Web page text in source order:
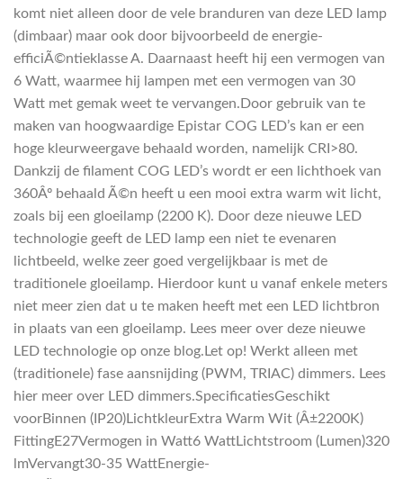
komt niet alleen door de vele branduren van deze LED lamp
(dimbaar) maar ook door bijvoorbeeld de energie-
efficiÃ©ntieklasse A. Daarnaast heeft hij een vermogen van
6 Watt, waarmee hij lampen met een vermogen van 30
Watt met gemak weet te vervangen.Door gebruik van te
maken van hoogwaardige Epistar COG LED’s kan er een
hoge kleurweergave behaald worden, namelijk CRI>80.
Dankzij de filament COG LED’s wordt er een lichthoek van
360Âº behaald Ã©n heeft u een mooi extra warm wit licht,
zoals bij een gloeilamp (2200 K). Door deze nieuwe LED
technologie geeft de LED lamp een niet te evenaren
lichtbeeld, welke zeer goed vergelijkbaar is met de
traditionele gloeilamp. Hierdoor kunt u vanaf enkele meters
niet meer zien dat u te maken heeft met een LED lichtbron
in plaats van een gloeilamp. Lees meer over deze nieuwe
LED technologie op onze blog.Let op! Werkt alleen met
(traditionele) fase aansnijding (PWM, TRIAC) dimmers. Lees
hier meer over LED dimmers.SpecificatiesGeschikt
voorBinnen (IP20)LichtkleurExtra Warm Wit (Â±2200K)
FittingE27Vermogen in Watt6 WattLichtstroom (Lumen)320
lmVervangt30-35 WattEnergie-